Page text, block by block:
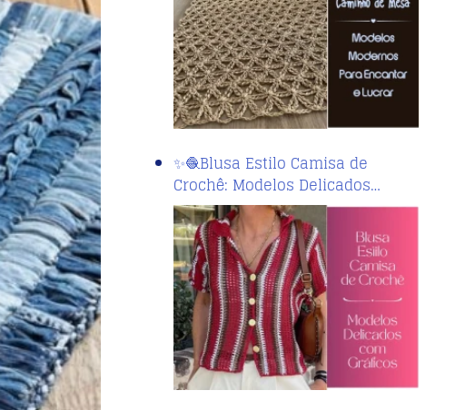
✨🧶Blusa Estilo Camisa de
Crochê: Modelos Delicados…